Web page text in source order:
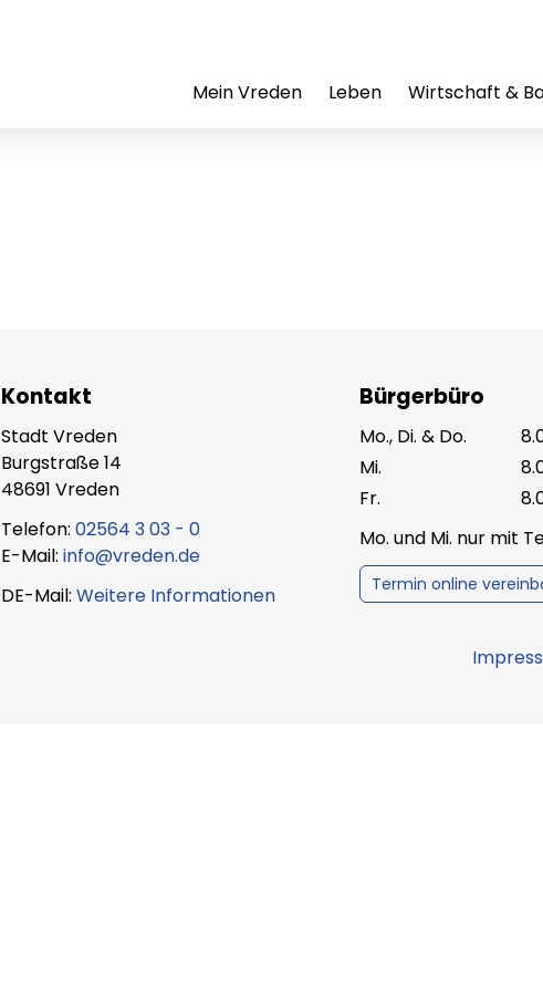
Mein Vreden Leben Wirtschaft &
Kontakt
Stadt Vreden
Burgstraße 14
48691 Vreden
Telefon: 02564 3 03 - 0
E-Mail: info@vreden.de
DE-Mail: Weitere Informationen
Bürgerbüro
Mo., Di. & Do.
Mi.
Fr.
Mo. und Mi. nur mit
Termin online